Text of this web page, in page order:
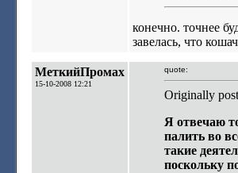
конечно. точнее
завелась, что
МеткийПромах
15-10-2008 12:21
quote:
Originally
Я отвечаю
палить во
такие
поскольку